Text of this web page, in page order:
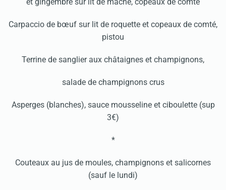
Carpaccio de bœuf sur lit de roquette et copeaux de comté,
pistou
Terrine de sanglier aux châtaignes et champignons,
salade de champignons crus
Asperges (blanches), sauce mousseline et ciboulette (sup
3€)
*
Couteaux au jus de moules, champignons et salicornes
(sauf le lundi)